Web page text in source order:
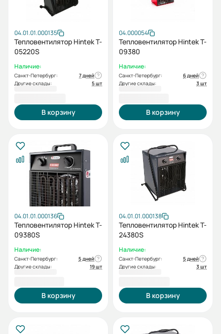
04.01.01.000135
Тепловентилятор Hintek T-
05220S
Наличие:
Санкт-Петербург:
7 дней
Другие склады:
5 шт
В корзину
04.000054
Тепловентилятор Hintek T-
09380
Наличие:
Санкт-Петербург:
6 дней
Другие склады:
3 шт
В корзину
04.01.01.000136
Тепловентилятор Hintek T-
09380S
Наличие:
Санкт-Петербург:
5 дней
Другие склады:
19 шт
В корзину
04.01.01.000138
Тепловентилятор Hintek T-
24380S
Наличие:
Санкт-Петербург:
5 дней
Другие склады:
3 шт
В корзину